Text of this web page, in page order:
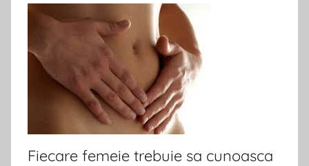
Fiecare femeie trebuie sa cunoasca